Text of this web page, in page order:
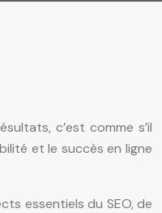
c’est comme s’il
et le succès en ligne
essentiels du SEO, de